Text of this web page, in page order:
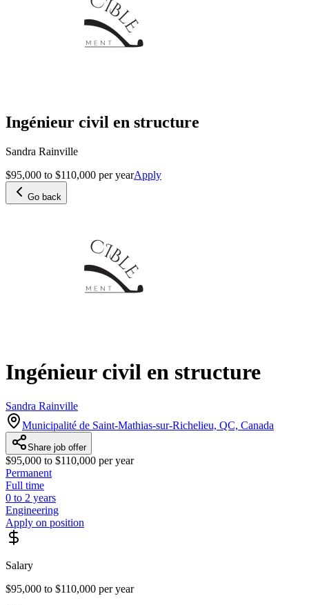
Ingénieur civil en structure
Sandra Rainville
$95,000 to $110,000 per yearApply
Go back
Ingénieur civil en structure
Sandra Rainville
Municipalité de Saint-Mathias-sur-Richelieu, QC, Canada
Share job offer
$95,000 to $110,000 per year
Permanent
Full time
0 to 2 years
Engineering
Apply on position
Salary
$95,000 to $110,000 per year